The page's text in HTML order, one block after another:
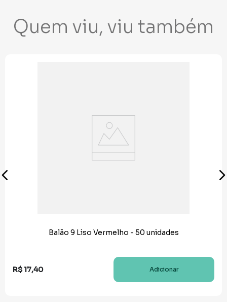
Quem viu, viu também
Balão 9 Liso Vermelho - 50 unidades
R$17,40 Adicionar